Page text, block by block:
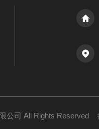
公司 All Rights Reserved